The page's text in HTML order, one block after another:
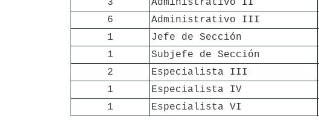
6
Administrativo III
1
Jefe de Sección
1
Subjefe de Sección
2
Especialista III
1
Especialista IV
1
Especialista VI